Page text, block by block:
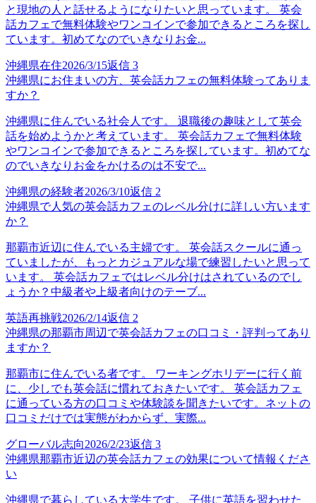
と現地の人と話せるようになりたいと思っています。 英会
話カフェで無料体験やワンコインで参加できるところを探し
ています。初めてなのでいきなりお金...
沖縄県在住2026/3/15返信 3
沖縄県にお住まいの方、英会話カフェの無料体験ってありま
すか？
沖縄県に住んでいる社会人です。 退職後の趣味として英会
話を始めようかと考えています。 英会話カフェで無料体験
やワンコインで参加できるところを探しています。初めてな
のでいきなりお金をかけるのは不安で...
沖縄県の経験者2026/3/10返信 2
沖縄県で人気の英会話カフェのレベル分けに詳しい方います
か？
那覇市近辺に住んでいる主婦です。 英会話スクールに通っ
ていましたが、もっとカジュアルな場で練習したいと思って
います。 英会話カフェではレベル分けはされているのでし
ょうか？中級者や上級者向けのテーブ...
英語再挑戦2026/2/14返信 2
沖縄県の那覇市周辺で英会話カフェの口コミ・評判ってあり
ますか？
那覇市に住んでいる者です。 ワーキングホリデーに行く前
に、少しでも英会話に慣れておきたいです。 英会話カフェ
に通っている方の口コミや体験談を聞きたいです。ネットの
口コミだけでは実態がわからず、実際...
グローバル志向2026/2/23返信 3
沖縄県那覇市近辺の英会話カフェの効果について情報くださ
い
沖縄県で暮らしている大学生です。 子供に英語を習わせた